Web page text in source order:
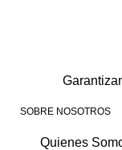
SOBRE NOSOTROS
Quienes